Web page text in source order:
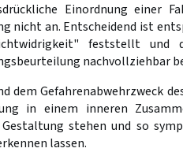
Einordnung einer
nicht an. Entscheidend ist
feststellt
nachvollziehbar
dem Gefahrenabwehrzweck
in einem inneren
stehen und so
lassen.